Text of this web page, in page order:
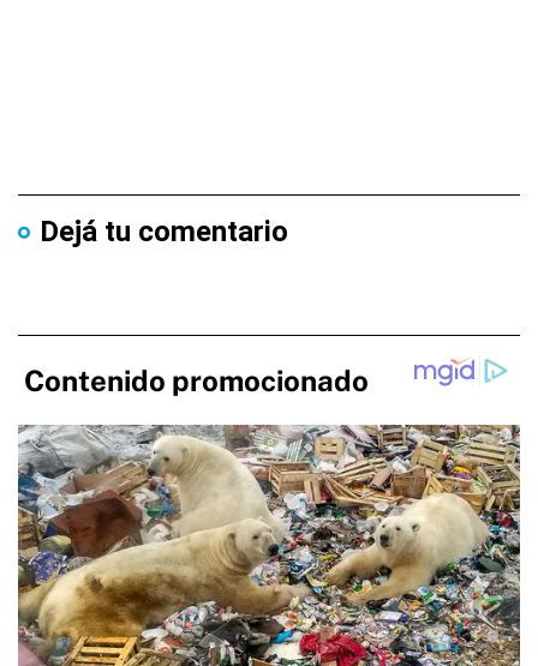
Dejá tu comentario